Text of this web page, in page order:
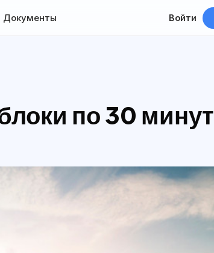
Документы Войти
по 30 минут